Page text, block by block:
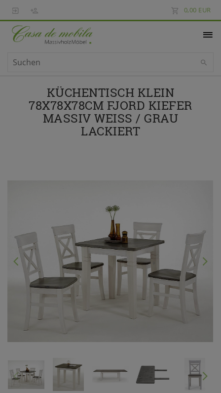
0,00 EUR
KÜCHENTISCH KLEIN
78X78X78CM FJORD KIEFER
MASSIV WEISS / GRAU L
ACKIERT